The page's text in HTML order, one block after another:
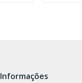
Informações